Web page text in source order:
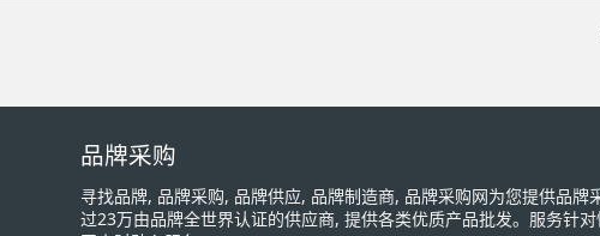
品牌采购
寻找品牌, 品牌采购, 品牌供应, 品牌制造商, 品牌采购网为您提供品牌
过23万由品牌全世界认证的供应商, 提供各类优质产品批发。服务针